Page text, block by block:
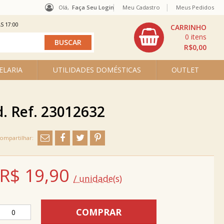
Olá, Faça Seu Login
UTILIDADES DOMÉSTICAS OUTLET
R$0,00
0
Meu Cadastro Meus Pedidos
17:00
Ref. 23012632
R$ 19,90 / unidade(s)